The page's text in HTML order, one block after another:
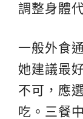
調整身體
一般外食
她建議最
不可，應
吃。三餐